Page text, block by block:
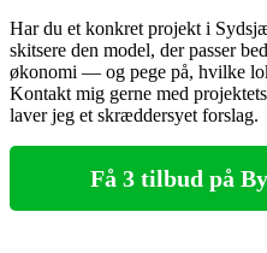
Har du et konkret projekt i
skitsere den model, der passer
økonomi — og pege på, hvilke
Kontakt mig gerne med
laver jeg et skræddersyet forslag.
Få 3 tilbud på